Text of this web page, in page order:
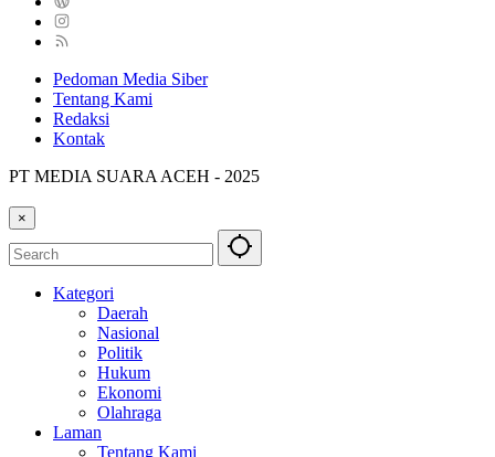
Pedoman Media Siber
Tentang Kami
Redaksi
Kontak
PT MEDIA SUARA ACEH - 2025
×
Kategori
Daerah
Nasional
Politik
Hukum
Ekonomi
Olahraga
Laman
Tentang Kami